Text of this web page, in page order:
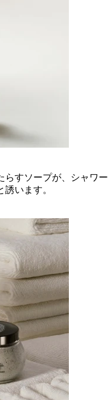
らすソープが、シャワー
います。